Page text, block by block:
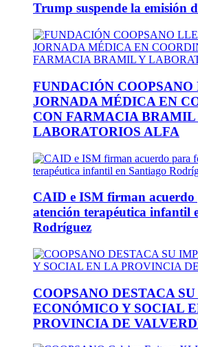
Trump suspende la emisión
FUNDACIÓN
JORNADA MÉDICA EN
CON FARMACIA BRAMIL
LABORATORIOS ALFA
CAID e ISM firman
atención terapéutica infantil
Rodríguez
COOPSANO DESTACA
ECONÓMICO Y SOCIAL
PROVINCIA DE